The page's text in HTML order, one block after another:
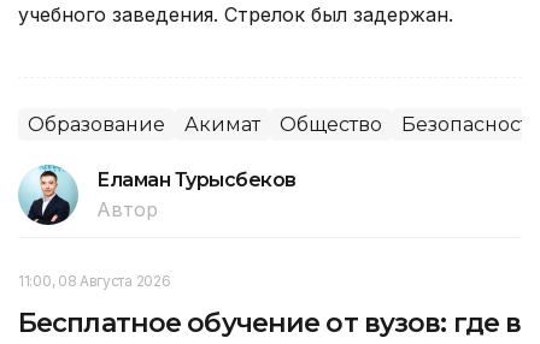
учебного заведения. Стрелок был задержан.
Образование Акимат Общество Безопасность
Еламан Турысбеков
Автор
11:00, 08 Августа 2026
Бесплатное обучение от вузов: где в